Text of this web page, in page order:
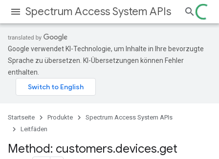
Spectrum Access System APIs
Google verwendet KI-Technologie, um Inhalte in Ihre bevorzugte
Sprache zu übersetzen. KI-Übersetzungen können Fehler
enthalten.
Startseite Produkte
Spectrum Access System APIs
Leitfäden
Method: customers.devices.get